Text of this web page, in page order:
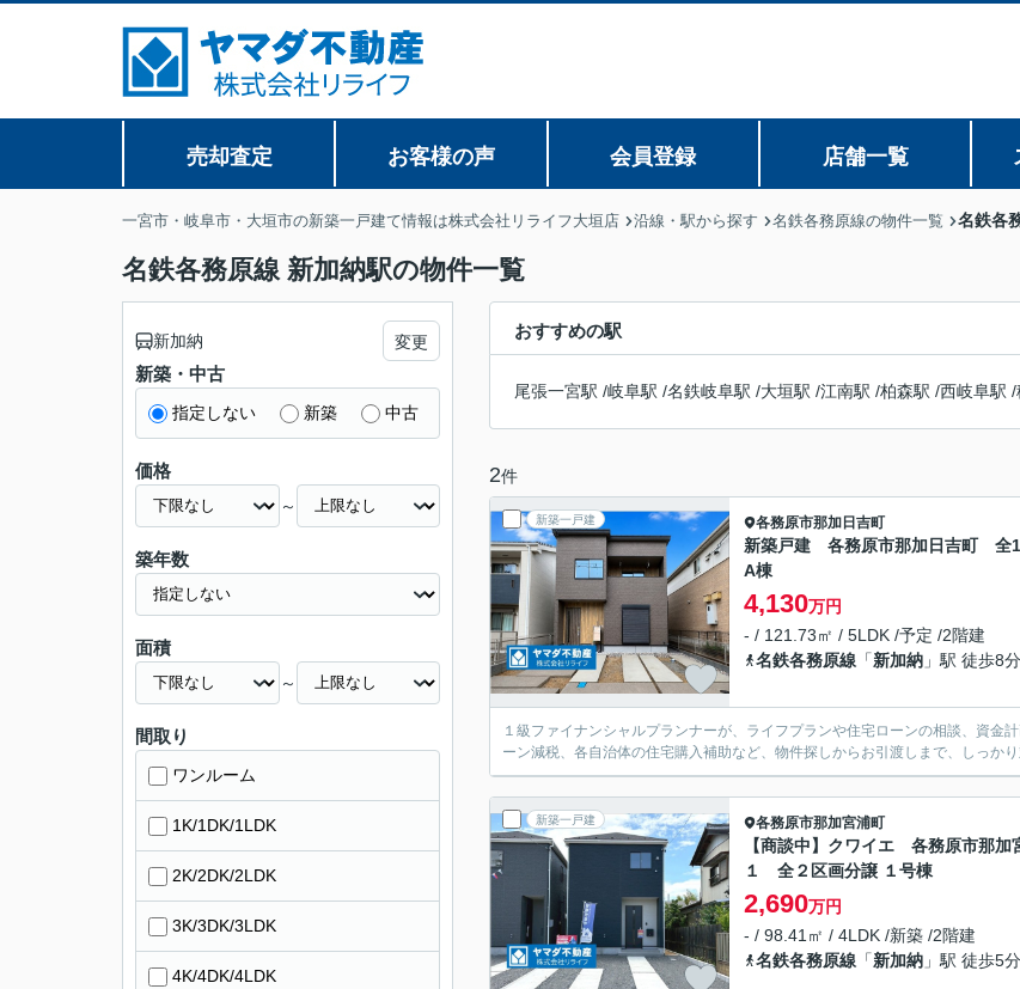
売却査定 お客様の声 会員登録 店舗一覧
一宮市・岐阜市・大垣市の新築一戸建て情報は株式会社リライフ大垣店 沿線・駅から探す 名鉄各務原線の物件一覧 名鉄各
名鉄各務原線 新加納駅の物件一覧
おすすめの駅
尾張一宮駅 /岐阜駅 /名鉄岐阜駅 /大垣駅 /江南駅 /柏森駅 /西岐阜駅 /
2件
新築一戸建 各務原市那加日吉町
新築戸建 各務原市那加日吉町 全
A棟
4,130万円
- / 121.73㎡ / 5LDK /予定 /2階建
名鉄各務原線 「新加納 」駅 徒歩8分
１級ファイナンシャルプランナーが、ライフプランや住宅ローンの相談、資金
ーン減税、各自治体の住宅購入補助など、物件探しからお引渡しまで、しっか
新築一戸建 各務原市那加宮浦町
【商談中】クワイエ 各務原市那加
１ 全２区画分譲 １号棟
2,690万円
- / 98.41㎡ / 4LDK /新築 /2階建
名鉄各務原線 「新加納 」駅 徒歩5分
新加納 変更
新築・中古
指定しない 新築 中古
価格
～
築年数
面積
～
間取り
ワンルーム
1K/1DK/1LDK
2K/2DK/2LDK
3K/3DK/3LDK
4K/4DK/4LDK